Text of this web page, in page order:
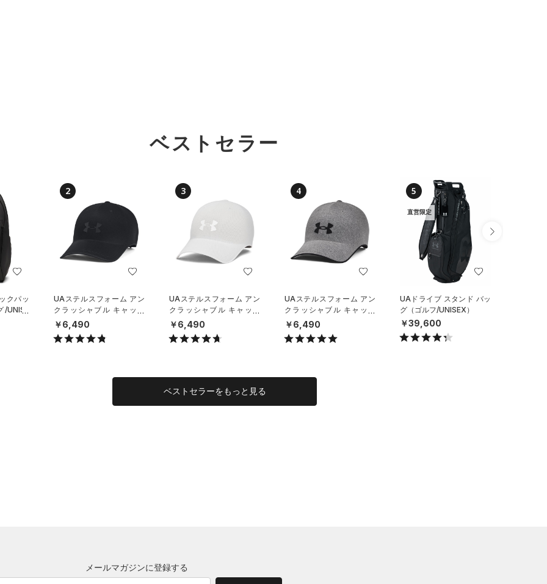
ベストセラー
クパッ
2
UAステルスフォーム アン
クラッシャブル キャップ
（ライフスタイル/UNISE
X）
￥6,490
3
UAステルスフォーム アン
クラッシャブル キャップ
（ライフスタイル/UNISE
X）
￥6,490
4
UAステルスフォーム アン
クラッシャブル キャップ
（ライフスタイル/UNISE
X）
￥6,490
5
直営限定
UAドライブ スタンド バッ
グ（ゴルフ/UNISEX）
￥39,600
ベストセラーをもっと見る
メールマガジンに登録する